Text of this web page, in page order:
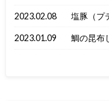
2023.02.08 塩豚（プ
2023.01.09 鯛の昆布